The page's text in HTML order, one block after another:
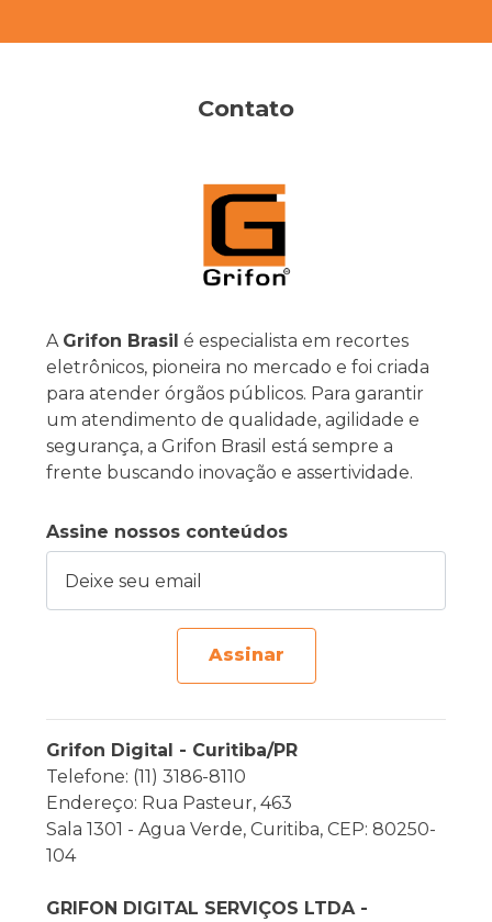
Contato
A Grifon Brasil é especialista em recortes
eletrônicos, pioneira no mercado e foi criada
para atender órgãos públicos. Para garantir
um atendimento de qualidade, agilidade e
segurança, a Grifon Brasil está sempre a
frente buscando inovação e assertividade.
Assine nossos conteúdos
Assinar
Grifon Digital - Curitiba/PR
Telefone: (11) 3186-8110
Endereço: Rua Pasteur, 463
Sala 1301 - Agua Verde, Curitiba, CEP: 80250-
104
GRIFON DIGITAL SERVIÇOS LTDA -